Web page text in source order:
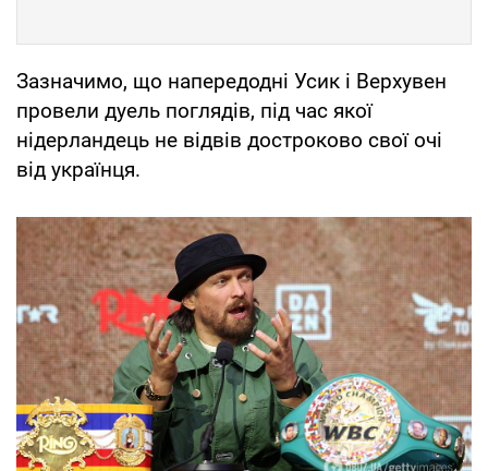
Зазначимо, що напередодні Усик і Верхувен
провели дуель поглядів, під час якої
нідерландець не відвів достроково свої очі
від українця.